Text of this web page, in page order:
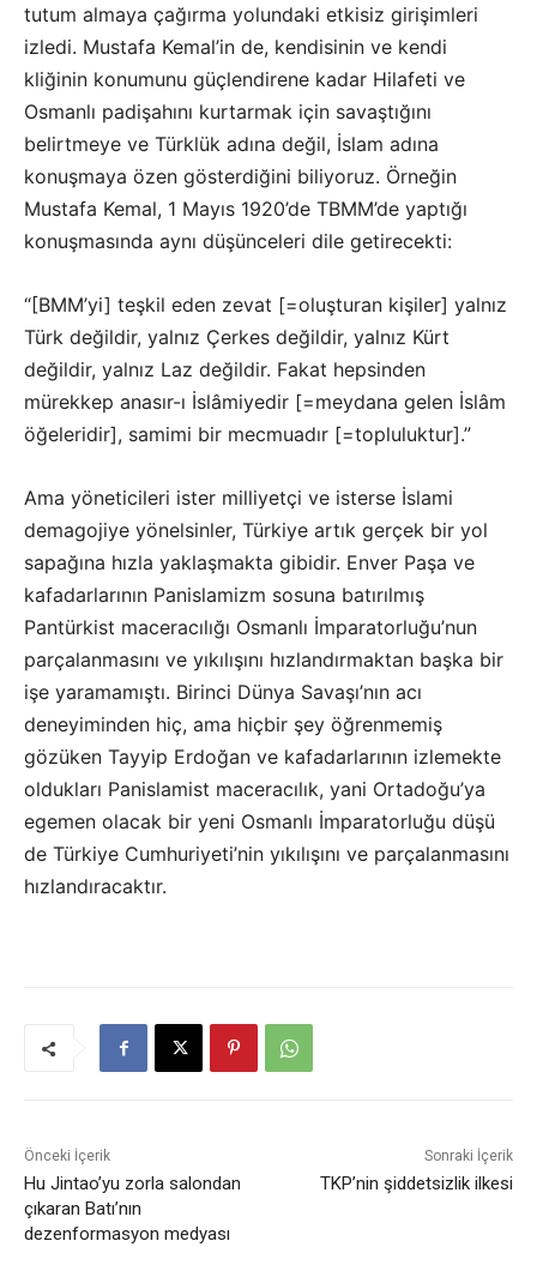
tutum almaya çağırma yolundaki etkisiz girişimleri
izledi. Mustafa Kemal’in de, kendisinin ve kendi
kliğinin konumunu güçlendirene kadar Hilafeti ve
Osmanlı padişahını kurtarmak için savaştığını
belirtmeye ve Türklük adına değil, İslam adına
konuşmaya özen gösterdiğini biliyoruz. Örneğin
Mustafa Kemal, 1 Mayıs 1920’de TBMM’de yaptığı
konuşmasında aynı düşünceleri dile getirecekti:
“[BMM’yi] teşkil eden zevat [=oluşturan kişiler] yalnız
Türk değildir, yalnız Çerkes değildir, yalnız Kürt
değildir, yalnız Laz değildir. Fakat hepsinden
mürekkep anasır-ı İslâmiyedir [=meydana gelen İslâm
öğeleridir], samimi bir mecmuadır [=topluluktur].”
Ama yöneticileri ister milliyetçi ve isterse İslami
demagojiye yönelsinler, Türkiye artık gerçek bir yol
sapağına hızla yaklaşmakta gibidir. Enver Paşa ve
kafadarlarının Panislamizm sosuna batırılmış
Pantürkist maceracılığı Osmanlı İmparatorluğu’nun
parçalanmasını ve yıkılışını hızlandırmaktan başka bir
işe yaramamıştı. Birinci Dünya Savaşı’nın acı
deneyiminden hiç, ama hiçbir şey öğrenmemiş
gözüken Tayyip Erdoğan ve kafadarlarının izlemekte
oldukları Panislamist maceracılık, yani Ortadoğu’ya
egemen olacak bir yeni Osmanlı İmparatorluğu düşü
de Türkiye Cumhuriyeti’nin yıkılışını ve parçalanmasını
hızlandıracaktır.
Önceki İçerik
Hu Jintao’yu zorla salondan
çıkaran Batı’nın
dezenformasyon medyası
Sonraki İçerik
TKP’nin şiddetsizlik ilkesi